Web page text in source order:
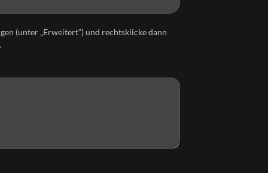
(unter „Erweitert“) und rechtsklicke dann